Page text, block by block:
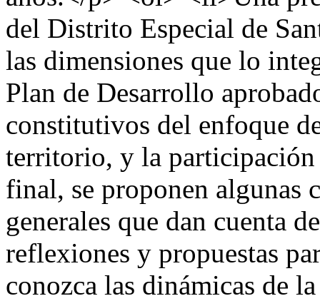
del Distrito Especial de
las dimensiones que lo
Plan de Desarrollo
constitutivos del enfoque
territorio, y la
final, se proponen algunas
generales que dan cuenta
reflexiones y propuestas
conozca las dinámicas de